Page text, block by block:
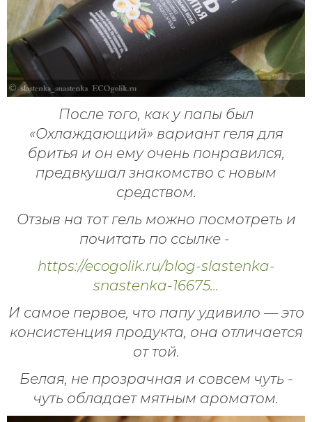
После того, как у папы был
«Охлаждающий» вариант геля для
бритья и он ему очень понравился,
предвкушал знакомство с новым
средством.
Отзыв на тот гель можно посмотреть и
почитать по ссылке -
https://ecogolik.ru/blog-slastenka-
snastenka-16675...
И самое первое, что папу удивило — это
консистенция продукта, она отличается
от той.
Белая, не прозрачная и совсем чуть -
чуть обладает мятным ароматом.